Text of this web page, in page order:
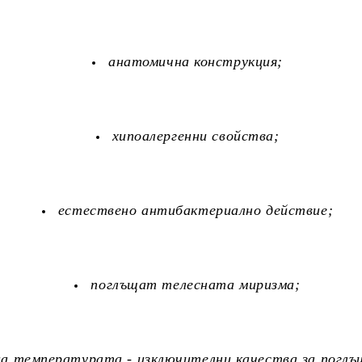
анатомична конструкция;
хипоалергенни свойства;
естествено антибактериално действие;
поглъщат телесната миризма;
температурата - изключителни качества за